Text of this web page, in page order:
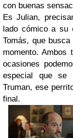
con buenas
Es Julian,
lado cómico a su
Tomás, que
momento. Ambos
ocasiones
especial que se
Truman, ese
final.